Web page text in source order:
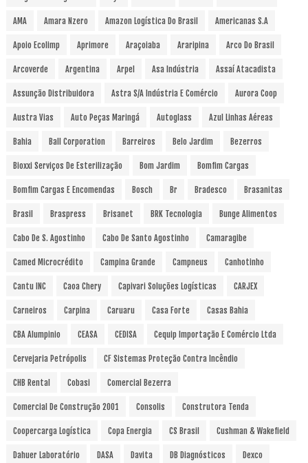
AMA Amara Nzero Amazon Logística Do Brasil Americanas S.A
Apoio Ecolimp Aprimore Araçoiaba Araripina Arco Do Brasil
Arcoverde Argentina Arpel Asa Indústria Assaí Atacadista
Assunção Distribuidora Astra S/A Indústria E Comércio Aurora Coop
Austra Vias Auto Peças Maringá Autoglass Azul Linhas Aéreas
Bahia Ball Corporation Barreiros Belo Jardim Bezerros
Bioxxi Serviços De Esterilização Bom Jardim Bomfim Cargas
Bomfim Cargas E Encomendas Bosch Br Bradesco Brasanitas
Brasil Braspress Brisanet BRK Tecnologia Bunge Alimentos
Cabo De S. Agostinho Cabo De Santo Agostinho Camaragibe
Camed Microcrédito Campina Grande Campneus Canhotinho
Cantu INC Caoa Chery Capivari Soluções Logísticas CARJEX
Carneiros Carpina Caruaru Casa Forte Casas Bahia
CBA Alumpinio CEASA CEDISA Cequip Importação E Comércio Ltda
Cervejaria Petrópolis CF Sistemas Proteção Contra Incêndio
CHB Rental Cobasi Comercial Bezerra
Comercial De Construção 2001 Consolis Construtora Tenda
Coopercarga Logística Copa Energia CS Brasil Cushman & Wakefield
Dahuer Laboratório DASA Davita DB Diagnósticos Dexco